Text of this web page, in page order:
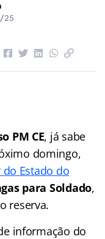
25
PM CE, já sabe
domingo,
Estado do
para Soldado,
reserva.
informação do